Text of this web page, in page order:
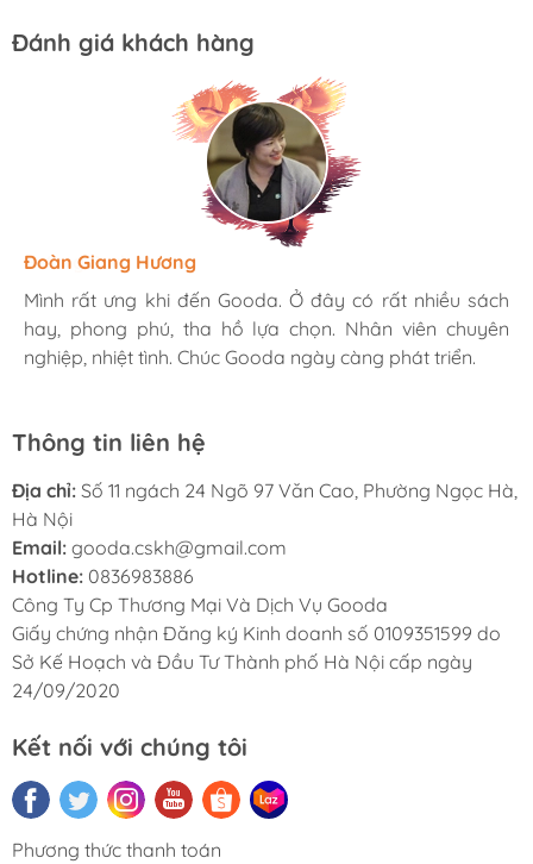
Đánh giá khách hàng
Hương Suri
Mình rất ưng khi đến Gooda. Ở đây có rất nhiều sách
hay, phong phú, tha hồ lựa chọn. Nhân viên chuyên
nghiệp, nhiệt tình. Chúc Gooda ngày càng phát triển.
Đoàn Giang Hương
Mình rất ưng khi đến Gooda. Ở đây có rất nhiều sách
hay, phong phú, tha hồ lựa chọn. Nhân viên chuyên
nghiệp, nhiệt tình. Chúc Gooda ngày càng phát triển.
Ngọc Anh
Mình rất ưng khi đến Gooda. Ở đây có rất nhiều sách
hay, phong phú, tha hồ lựa chọn. Nhân viên chuyên
nghiệp, nhiệt tình. Chúc Gooda ngày càng phát triển.
Thông tin liên hệ
Địa chỉ: Số 11 ngách 24 Ngõ 97 Văn Cao, Phường Ngọc Hà,
Hà Nội
Email: gooda.cskh@gmail.com
Hotline: 0836983886
Công Ty Cp Thương Mại Và Dịch Vụ Gooda
Giấy chứng nhận Đăng ký Kinh doanh số 0109351599 do
Sở Kế Hoạch và Đầu Tư Thành phố Hà Nội cấp ngày
24/09/2020
Kết nối với chúng tôi
Phương thức thanh toán